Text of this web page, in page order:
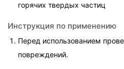
горячих твердых частиц
Инструкция по применению
Перед использованием
повреждений.